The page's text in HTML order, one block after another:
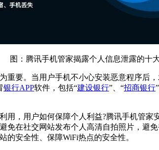
图：腾讯手机管家揭露个人信息泄露的十
要。当用户手机不小心安装恶意程序后
银行APP软件，包括“建设银行”、“招商银行
，用户如何保障个人利益?腾讯手机管家
免在社交网站发布个人高清自拍照片，避
的安全性、保障WiFi热点的安全性。